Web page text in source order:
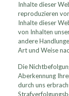
Inhalte dieser
reproduzieren
Inhalte dieser
von Inhalten
andere
Art und Weise
Die
Aberkennung
durch uns